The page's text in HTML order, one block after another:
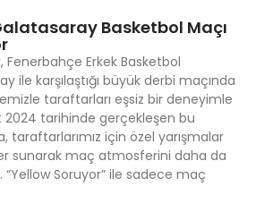
Basketbol Maçı
Fenerbahçe Erkek Basketbol
ile karşılaştığı büyük derbi maçında
taraftarları eşsiz bir deneyimle
tarihinde gerçekleşen bu
için özel yarışmalar
sunarak maç atmosferini daha da
Soruyor” ile sadece maç